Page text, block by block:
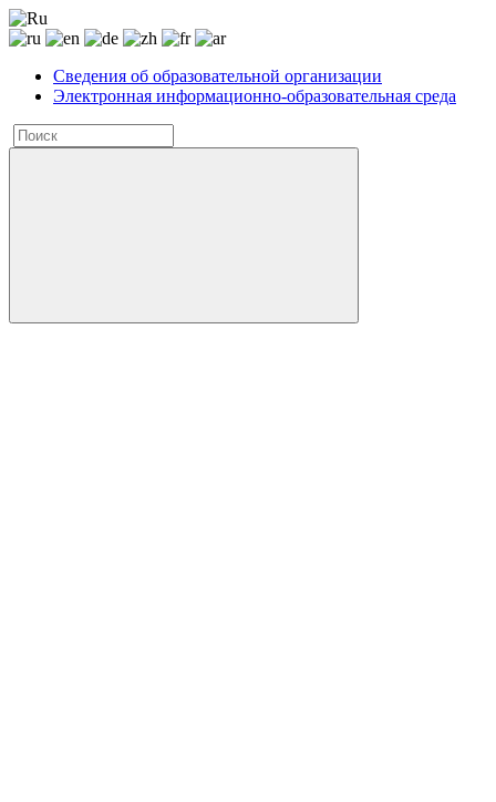
Сведения об образовательной организации
Электронная информационно-образовательная среда